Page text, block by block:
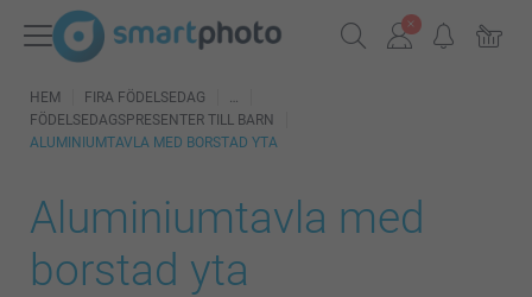
HEM
FIRA FÖDELSEDAG
FÖDELSEDAGSPRESENTER TILL BARN
ALUMINIUMTAVLA MED BORSTAD YTA
Aluminiumtavla med
borstad yta